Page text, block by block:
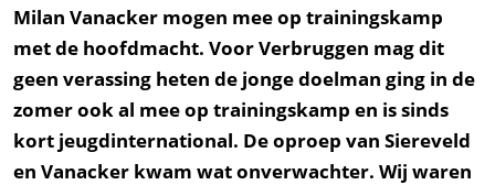
Milan Vanacker mogen mee op trainingskamp
met de hoofdmacht. Voor Verbruggen mag dit
geen verassing heten de jonge doelman ging in de
zomer ook al mee op trainingskamp en is sinds
kort jeugdinternational. De oproep van Siereveld
en Vanacker kwam wat onverwachter. Wij waren